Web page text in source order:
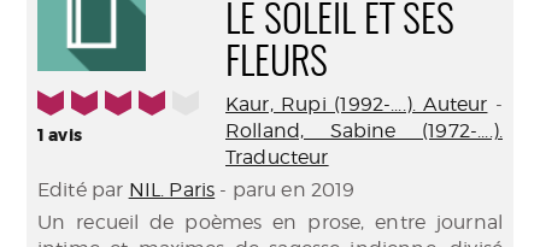
4/5
1avis
LE SOLEIL ET SES
FLEURS
Kaur, Rupi (1992-....). Auteur -
Rolland, Sabine (1972-....).
Traducteur
Edité par NIL. Paris - paru en 2019
Un recueil de poèmes en prose, entre journal